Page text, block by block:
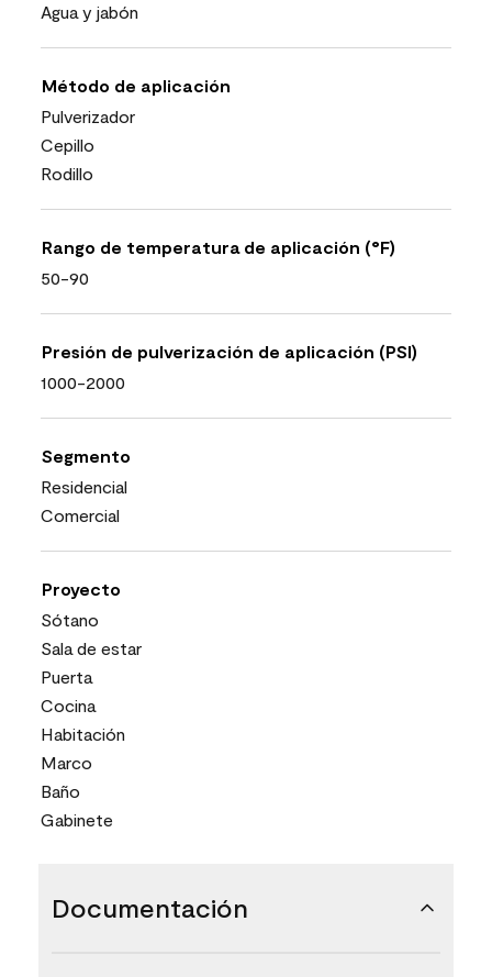
Agua y jabón
Método de aplicación
Pulverizador
Cepillo
Rodillo
Rango de temperatura de aplicación (°F)
50-90
Presión de pulverización de aplicación (PSI)
1000-2000
Segmento
Residencial
Comercial
Proyecto
Sótano
Sala de estar
Puerta
Cocina
Habitación
Marco
Baño
Gabinete
Documentación